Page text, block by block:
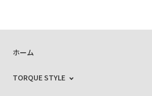
ホーム
TORQUE STYLE